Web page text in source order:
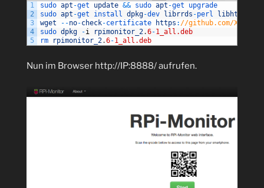
1
2
3
4
5
sudo apt -get update && sudo apt -get upgrade
sudo apt -get install dpkg-dev librrds -perl libhttp
wget
--no-check-certificate https : //github.com/
sudo dpkg -i rpimonitor_2.6-1_all.deb
rm
rpimonitor_2.6-1_all.deb
Nun im Browser http://IP:8888/ aufrufen.